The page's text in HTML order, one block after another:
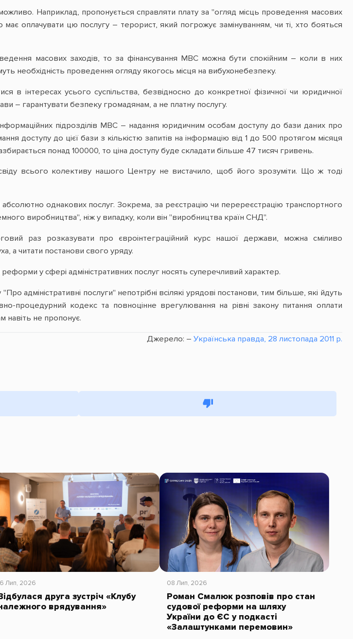
Наприклад, пропонується справляти плату за "огляд місць проведення масових
має оплачувати цю послугу – терорист, який погрожує замінуванням, чи ті, хто бояться
масових заходів, то за фінансування МВС можна бути спокійним – коли в них
необхідність проведення огляду якогось місця на вибухонебезпеку.
в інтересах усього суспільства, безвідносно до конкретної фізичної чи юридичної
– гарантувати безпеку громадянам, а не платну послугу.
підрозділів МВС – надання юридичним особам доступу до бази даних про
доступу до цієї бази з кількістю запитів на інформацію від 1 до 500 протягом місяця
понад 100000, то ціна доступу буде складати більше 47 тисяч гривень.
всього колективу нашого Центру не вистачило, щоб його зрозуміти. Що ж тоді
однакових послуг. Зокрема, за реєстрацію чи перереєстрацію транспортного
виробництва", ніж у випадку, коли він "виробництва країн СНД".
раз розказувати про євроінтеграційний курс нашої держави, можна сміливо
а читати постанови свого уряду.
у сфері адміністративних послуг носять суперечливий характер.
адміністративні послуги" непотрібні всілякі урядові постанови, тим більше, які йдуть
процедурний кодекс та повноцінне врегулювання на рівні закону питання оплати
навіть не пропонує.
Джерело: – Українська правда, 28 листопада 2011 р.
Лип, 2026
друга зустріч «Клубу
врядування»
08 Лип, 2026
Роман Смалюк розповів про стан
судової реформи на шляху
України до ЄС у подкасті
«Залаштунками перемовин»